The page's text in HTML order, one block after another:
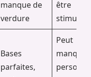
manque de
verdure
être
Bases
parfaites,
Peut